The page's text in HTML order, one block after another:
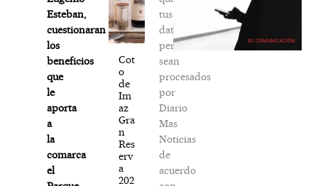
Esteban,
cuestionaran
los
beneficios
que
le
aporta
a
la
comarca
el
Cot
o
de
Im
az
Gra
n
Res
erv
a
202
tus
datos
personales
sean
procesados
por
Diario
Mas
Noticias
de
acuerdo